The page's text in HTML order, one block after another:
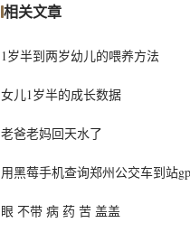
相关文章
1岁半到两岁幼儿的喂养方法
女儿1岁半的成长数据
老爸老妈回天水了
用黑莓手机查询郑州公交车到站
眼 不带 病 药 苦 盖盖